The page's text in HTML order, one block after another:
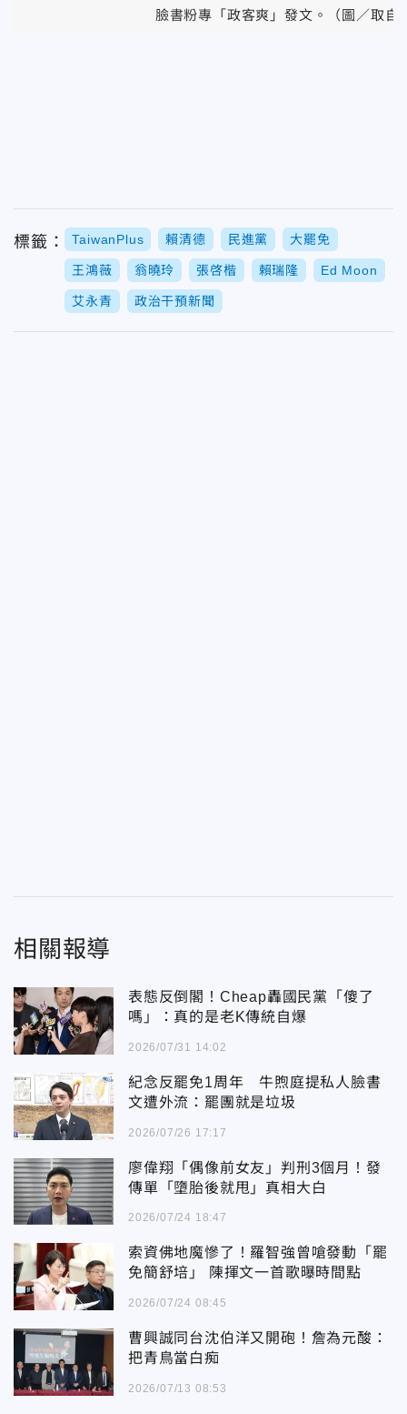
臉書粉專「政客爽」發文。（圖／取自
標籤： TaiwanPlus 賴清德 民進黨 大罷免
王鴻薇 翁曉玲 張啓楷 賴瑞隆 Ed Moon
艾永青 政治干預新聞
相關報導
表態反倒閣！Cheap轟國民黨「傻了
嗎」：真的是老K傳統自爆
2026/07/31 14:02
紀念反罷免1周年 牛煦庭提私人臉書
文遭外流：罷團就是垃圾
2026/07/26 17:17
廖偉翔「偶像前女友」判刑3個月！發
傳單「墮胎後就甩」真相大白
2026/07/24 18:47
索資佛地魔慘了！羅智強曾嗆發動「罷
免簡舒培」 陳揮文一首歌曝時間點
2026/07/24 08:45
曹興誠同台沈伯洋又開砲！詹為元酸：
把青鳥當白痴
2026/07/13 08:53